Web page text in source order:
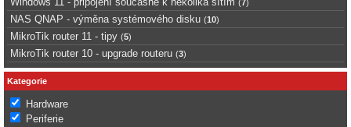
(7)
NAS QNAP - výměna systémového disku (10)
MikroTik router 11 - tipy (5)
MikroTik router 10 - upgrade routeru (3)
Kategorie
Hardware
Periferie